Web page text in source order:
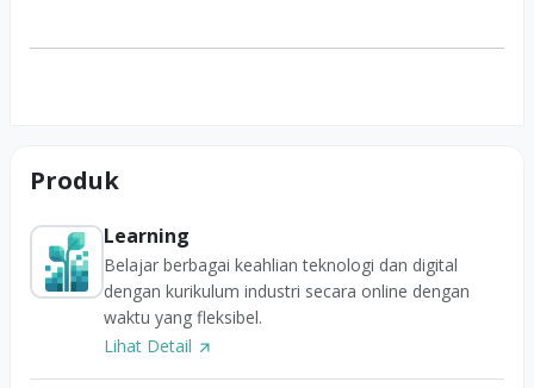
Produk
Learning
Belajar berbagai keahlian teknologi dan digital
dengan kurikulum industri secara online dengan
waktu yang fleksibel.
Lihat Detail